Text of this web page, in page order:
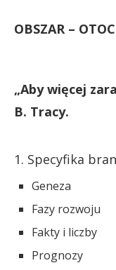
OBSZAR –
„Aby więcej
B. Tracy.
1. Specyfika
Geneza
Fazy rozwoju
Fakty i liczby
Prognozy